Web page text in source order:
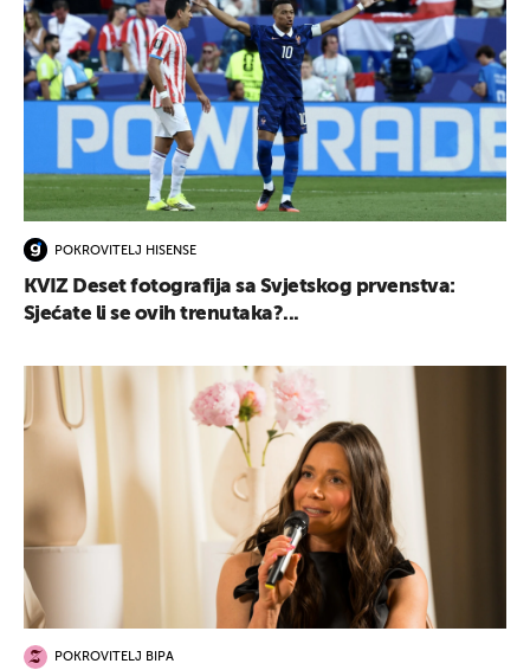
POKROVITELJ HISENSE
KVIZ Deset fotografija sa Svjetskog prvenstva:
Sjećate li se ovih trenutaka?...
POKROVITELJ BIPA